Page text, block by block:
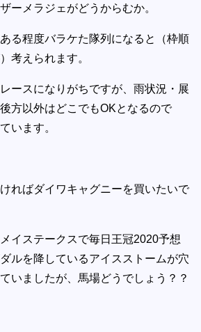
ーメラジェがどうからむか。
る程度バラケた隊列になると（枠順
考えられます。
ースになりがちですが、雨状況・展
方以外はどこでもOKとなるので
います。
ればダイワキャグニーを買いたいで
イステークスで毎日王冠2020予想
ルを降しているアイスストームが穴
いましたが、馬場どうでしょう？？